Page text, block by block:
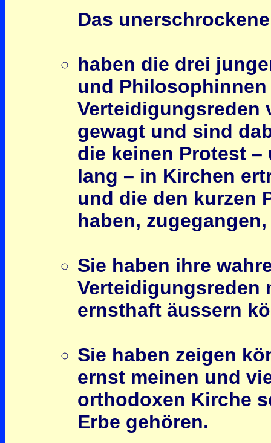
Das
haben die drei
und
Verteidigungsreden
gewagt und sind
die keinen Protest
lang – in Kirchen
und die den kurzen
haben, zugegangen,
Sie haben ihre
Verteidigungsreden
ernsthaft äussern
Sie haben zeigen
ernst meinen und
orthodoxen Kirche
Erbe gehören.